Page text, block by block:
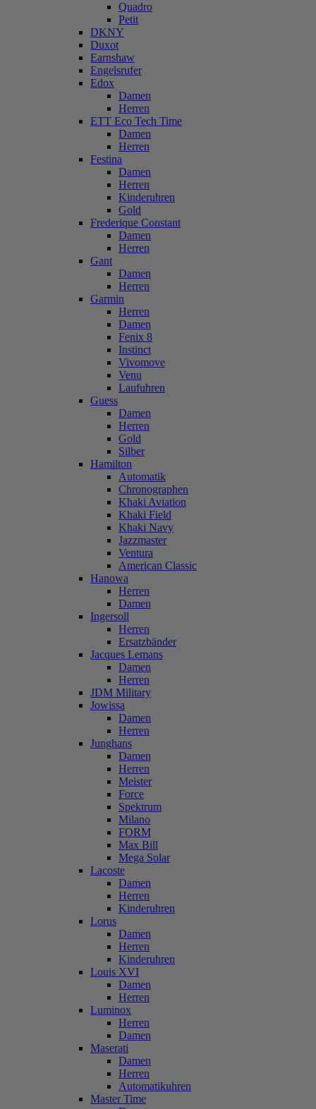
Quadro
Petit
DKNY
Duxot
Earnshaw
Engelsrufer
Edox
Damen
Herren
ETT Eco Tech Time
Damen
Herren
Festina
Damen
Herren
Kinderuhren
Gold
Frederique Constant
Damen
Herren
Gant
Damen
Herren
Garmin
Herren
Damen
Fenix 8
Instinct
Vivomove
Venu
Laufuhren
Guess
Damen
Herren
Gold
Silber
Hamilton
Automatik
Chronographen
Khaki Aviation
Khaki Field
Khaki Navy
Jazzmaster
Ventura
American Classic
Hanowa
Herren
Damen
Ingersoll
Herren
Ersatzbänder
Jacques Lemans
Damen
Herren
JDM Military
Jowissa
Damen
Herren
Junghans
Damen
Herren
Meister
Force
Spektrum
Milano
FORM
Max Bill
Mega Solar
Lacoste
Damen
Herren
Kinderuhren
Lorus
Damen
Herren
Kinderuhren
Louis XVI
Damen
Herren
Luminox
Herren
Damen
Maserati
Damen
Herren
Automatikuhren
Master Time